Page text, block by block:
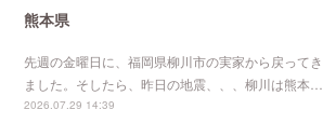
熊本県
先週の金曜日に、福岡県柳川市の実家から戻ってき
ました。そしたら、昨日の地震、、、柳川は熊本…
2026.07.29 14:39